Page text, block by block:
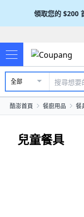
領取您的 $200
全部
酷澎首頁 餐廚用品 餐
兒童餐具